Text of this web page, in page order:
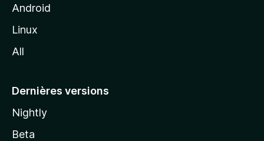
z
l
Android
Linux
All
Dernières versions
Nightly
Beta